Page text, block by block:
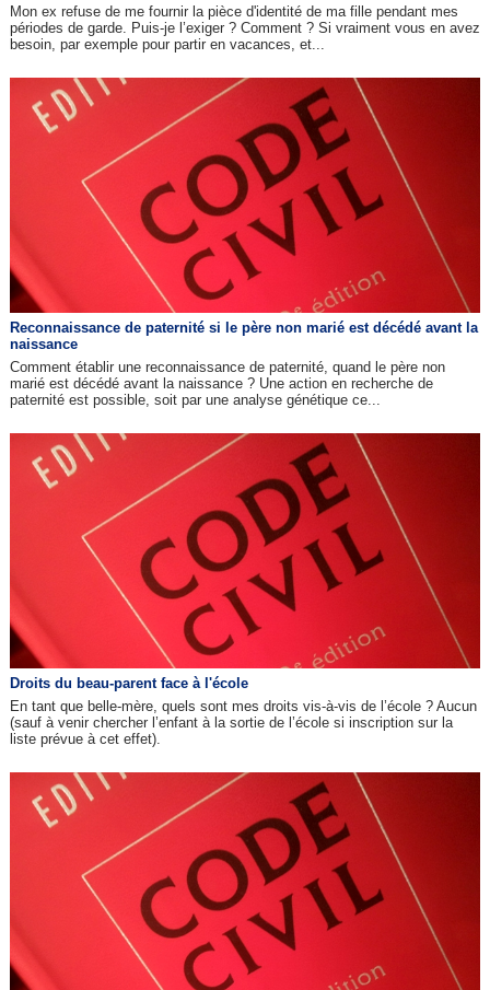
Mon ex refuse de me fournir la pièce d'identité de ma fille pendant mes
périodes de garde. Puis-je l’exiger ? Comment ? Si vraiment vous en avez
besoin, par exemple pour partir en vacances, et...
Reconnaissance de paternité si le père non marié est décédé avant la
naissance
Comment établir une reconnaissance de paternité, quand le père non
marié est décédé avant la naissance ? Une action en recherche de
paternité est possible, soit par une analyse génétique ce...
Droits du beau-parent face à l'école
En tant que belle-mère, quels sont mes droits vis-à-vis de l’école ? Aucun
(sauf à venir chercher l’enfant à la sortie de l’école si inscription sur la
liste prévue à cet effet).